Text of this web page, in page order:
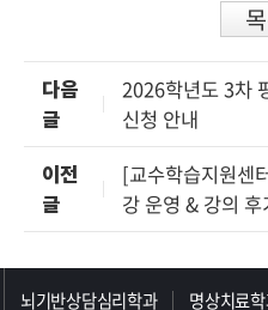
다음
글
2026학년도 3차
신청 안내
이전
글
[교수학습지원센
강 운영 & 강의
뇌기반상담심리학과 명상치료